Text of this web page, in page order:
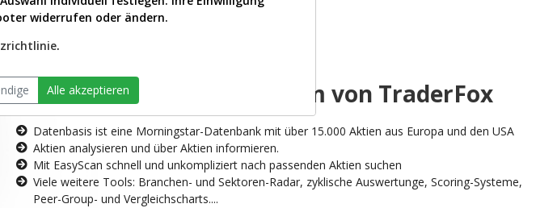
AKTIEN-TERMINAL
Die Aktienanalyse-Plattform von TraderFox
Datenbasis ist eine Morningstar-Datenbank mit über 15.000 Aktien aus Europa und den USA
Aktien analysieren und über Aktien informieren.
Mit EasyScan schnell und unkompliziert nach passenden Aktien suchen
Viele weitere Tools: Branchen- und Sektoren-Radar, zyklische Auswertunge, Scoring-Systeme,
Peer-Group- und Vergleichscharts....
widerrufen oder ändern.
.
Alle akzeptieren